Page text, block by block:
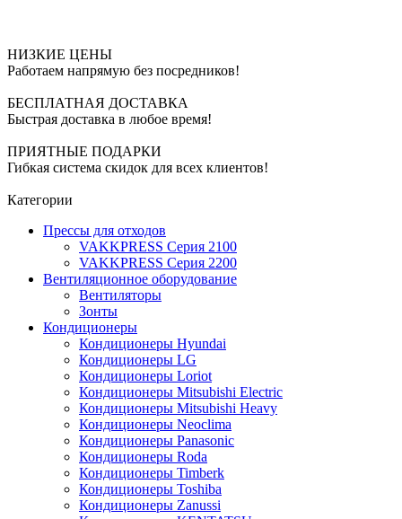
НИЗКИЕ ЦЕНЫ
Работаем напрямую без посредников!
БЕСПЛАТНАЯ ДОСТАВКА
Быстрая доставка в любое время!
ПРИЯТНЫЕ ПОДАРКИ
Гибкая система скидок для всех клиентов!
Категории
Прессы для отходов
VAKKPRESS Серия 2100
VAKKPRESS Серия 2200
Вентиляционное оборудование
Вентиляторы
Зонты
Кондиционеры
Кондиционеры Hyundai
Кондиционеры LG
Кондиционеры Loriot
Кондиционеры Mitsubishi Electric
Кондиционеры Mitsubishi Heavy
Кондиционеры Neoclima
Кондиционеры Panasonic
Кондиционеры Roda
Кондиционеры Timberk
Кондиционеры Toshiba
Кондиционеры Zanussi